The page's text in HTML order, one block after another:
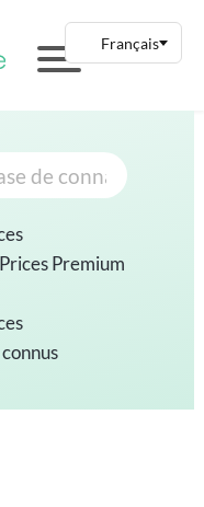
Premium